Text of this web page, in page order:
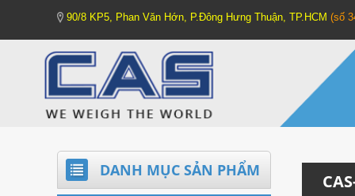
90/8 KP5, Phan Văn Hớn, P.Đông Hưng Thuận, TP.HCM (số
DANH MỤC SẢN PHẨM